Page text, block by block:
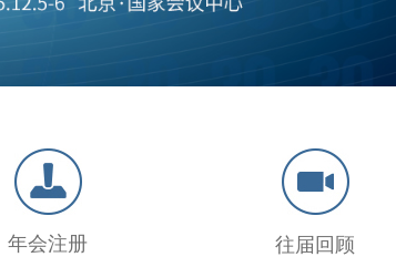
年会注册 往届回顾